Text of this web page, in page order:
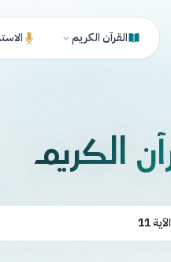
القرآن الكريم
الكريم
الآية 11